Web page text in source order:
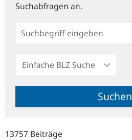
Suchabfragen an.
Einfache
Suche
Suchen
13757 Beiträge